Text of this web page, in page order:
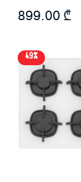
899.00 ₾
49%